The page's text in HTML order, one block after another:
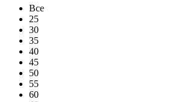
Все
25
30
35
40
45
50
55
60